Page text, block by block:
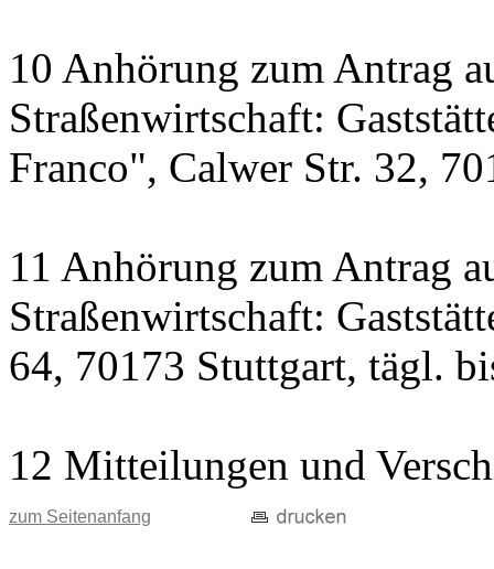
10 Anhörung zum Antrag
Straßenwirtschaft:
Franco", Calwer Str. 32,
11 Anhörung zum Antrag
Straßenwirtschaft:
64, 70173 Stuttgart, tägl.
12 Mitteilungen und
zum Seitenanfang